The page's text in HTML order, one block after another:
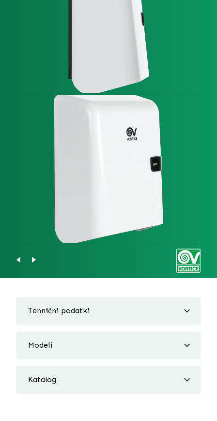
Tehnični podatki
Modeli
Katalog